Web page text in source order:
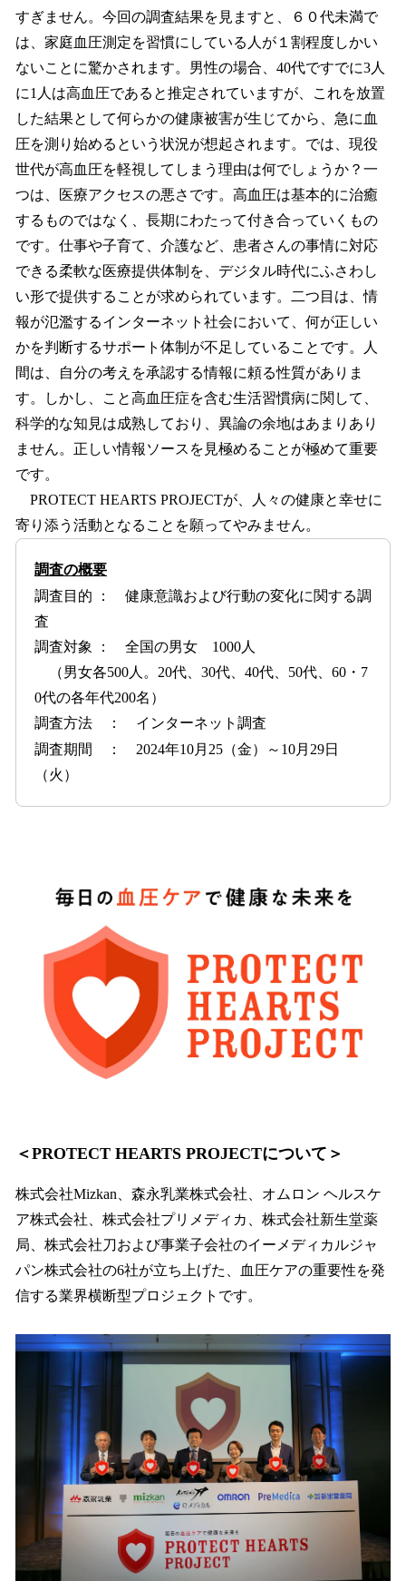
すぎません。今回の調査結果を見ますと、６０代未満で
は、家庭血圧測定を習慣にしている人が１割程度しかい
ないことに驚かされます。男性の場合、40代ですでに3人
に1人は高血圧であると推定されていますが、これを放置
した結果として何らかの健康被害が生じてから、急に血
圧を測り始めるという状況が想起されます。では、現役
世代が高血圧を軽視してしまう理由は何でしょうか？一
つは、医療アクセスの悪さです。高血圧は基本的に治癒
するものではなく、長期にわたって付き合っていくもの
です。仕事や子育て、介護など、患者さんの事情に対応
できる柔軟な医療提供体制を、デジタル時代にふさわし
い形で提供することが求められています。二つ目は、情
報が氾濫するインターネット社会において、何が正しい
かを判断するサポート体制が不足していることです。人
間は、自分の考えを承認する情報に頼る性質がありま
す。しかし、こと高血圧症を含む生活習慣病に関して、
科学的な知見は成熟しており、異論の余地はあまりあり
ません。正しい情報ソースを見極めることが極めて重要
です。
PROTECT HEARTS PROJECTが、人々の健康と幸せに
寄り添う活動となることを願ってやみません。
調査の概要
調査目的 ： 健康意識および行動の変化に関する調
査
調査対象 ： 全国の男女 1000人
（男女各500人。20代、30代、40代、50代、60・7
0代の各年代200名）
調査方法 ： インターネット調査
調査期間 ： 2024年10月25（金）～10月29日
（火）
＜PROTECT HEARTS PROJECTについて＞
株式会社Mizkan、森永乳業株式会社、オムロン ヘルスケ
ア株式会社、株式会社プリメディカ、株式会社新生堂薬
局、株式会社刀および事業子会社のイーメディカルジャ
パン株式会社の6社が立ち上げた、血圧ケアの重要性を発
信する業界横断型プロジェクトです。